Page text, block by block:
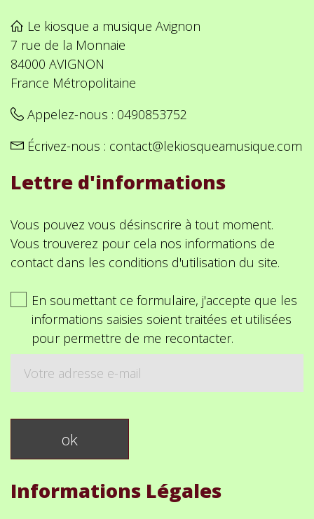
Le kiosque a musique Avignon
7 rue de la Monnaie
84000 AVIGNON
France Métropolitaine
Appelez-nous : 0490853752
Écrivez-nous : contact@lekiosqueamusique.com
Lettre d'informations
Vous pouvez vous désinscrire à tout moment.
Vous trouverez pour cela nos informations de
contact dans les conditions d'utilisation du site.
En soumettant ce formulaire, j'accepte que les
informations saisies soient traitées et utilisées
pour permettre de me recontacter.
Informations Légales